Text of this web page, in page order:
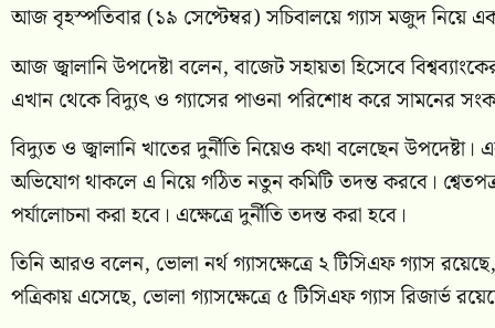
আজ বৃহস্পতিবার (১৯ সেপ্টেম্বর) সচিবালয়ে গ্যাস মজুদ নিয়ে এক
আজ জ্বালানি উপদেষ্টা বলেন, বাজেট সহায়তা হিসেবে
এখান থেকে বিদ্যুৎ ও গ্যাসের পাওনা পরিশোধ করে সামনের
বিদ্যুত ও জ্বালানি খাতের দুর্নীতি নিয়েও কথা বলেছেন
অভিযোগ থাকলে এ নিয়ে গঠিত নতুন কমিটি তদন্ত করবে।
পর্যালোচনা করা হবে। এক্ষেত্রে দুর্নীতি তদন্ত করা হবে।
তিনি আরও বলেন, ভোলা নর্থ গ্যাসক্ষেত্রে ২ টিসিএফ গ্যাস
পত্রিকায় এসেছে, ভোলা গ্যাসক্ষেত্রে ৫ টিসিএফ গ্যাস রিজার্ভ